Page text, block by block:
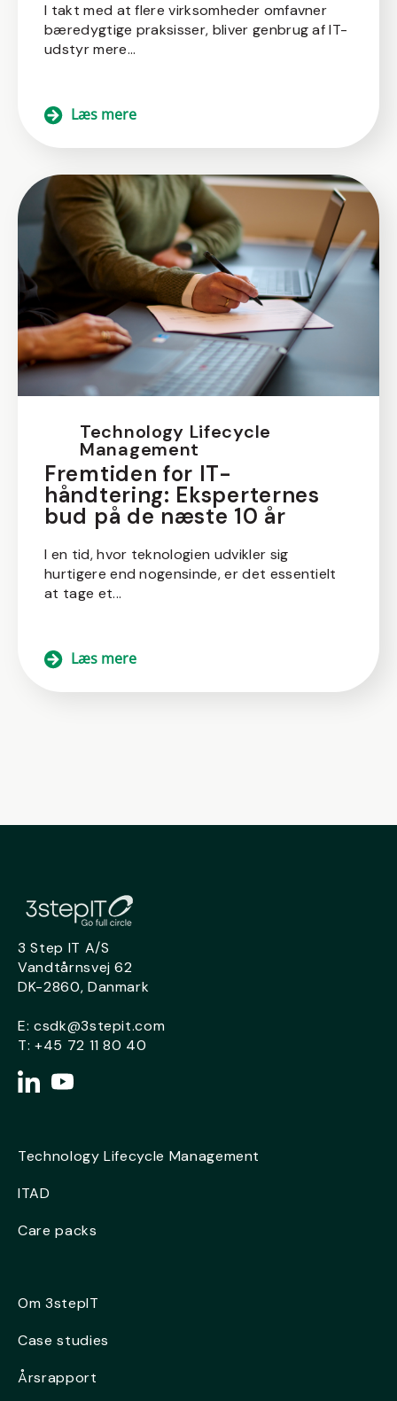
I takt med at flere virksomheder omfavner
bæredygtige praksisser, bliver genbrug af IT-
udstyr mere...
Læs mere
Technology Lifecycle
Management
Fremtiden for IT-
håndtering: Eksperternes
bud på de næste 10 år
I en tid, hvor teknologien udvikler sig
hurtigere end nogensinde, er det essentielt
at tage et...
Læs mere
3 Step IT A/S
Vandtårnsvej 62
DK-2860, Danmark
E: csdk@3stepit.com
T: +45 72 11 80 40
Technology Lifecycle Management
ITAD
Care packs
Om 3stepIT
Case studies
Årsrapport